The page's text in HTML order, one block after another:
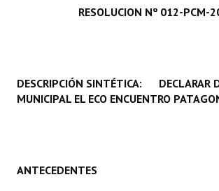
Constitución Nacional
Constitución Provincial
RESOLUCION Nº 012-PCM-
DESCRIPCIÓN SINTÉTICA: DECLARAR
MUNICIPAL EL ECO ENCUENTRO
ANTECEDENTES